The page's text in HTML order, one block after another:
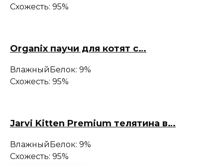
Схожесть: 95%
Organix паучи для котят с…
ВлажныйБелок: 9%
Схожесть: 95%
Jarvi Kitten Premium телятина в…
ВлажныйБелок: 9%
Схожесть: 95%